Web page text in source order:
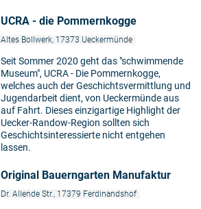
UCRA - die Pommernkogge
Altes Bollwerk, 17373 Ueckermünde
Seit Sommer 2020 geht das "schwimmende
Museum", UCRA - Die Pommernkogge,
welches auch der Geschichtsvermittlung und
Jugendarbeit dient, von Ueckermünde aus
auf Fahrt. Dieses einzigartige Highlight der
Uecker-Randow-Region sollten sich
Geschichtsinteressierte nicht entgehen
lassen.
Original Bauerngarten Manufaktur
Dr. Allende Str., 17379 Ferdinandshof